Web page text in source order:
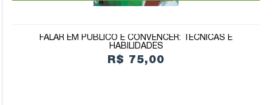
FALAR EM PÚBLICO E CONVENCER: TÉCNICAS E
HABILIDADES
R$ 75,00